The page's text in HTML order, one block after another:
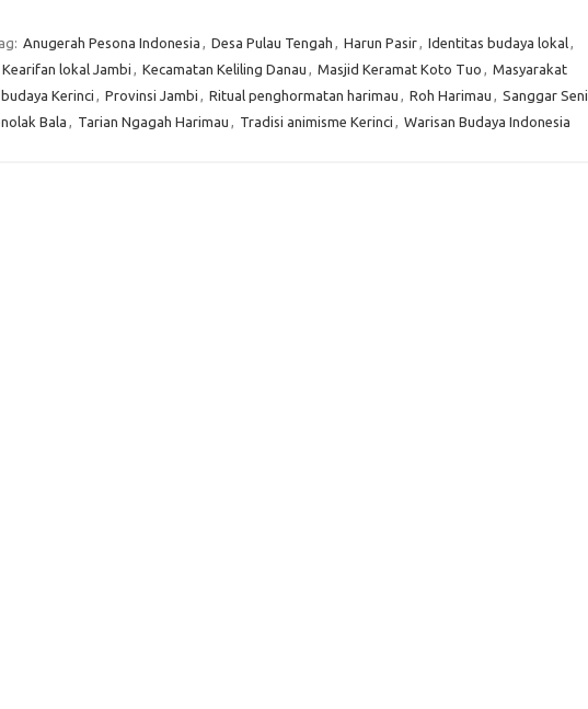
Anugerah Pesona Indonesia Desa Pulau Tengah Harun Pasir Identitas budaya lokal
Kearifan lokal Jambi Kecamatan Keliling Danau Masjid Keramat Koto Tuo
Masyarakat
Kerinci Provinsi Jambi Ritual penghormatan harimau Roh Harimau
Sanggar Seni
Bala Tarian Ngagah Harimau Tradisi animisme Kerinci Warisan Budaya Indonesia